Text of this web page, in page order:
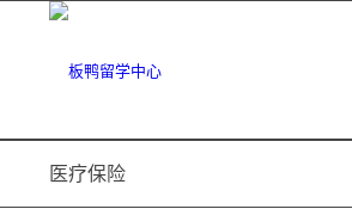
医疗保险